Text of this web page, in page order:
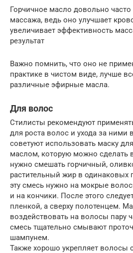
Горчичное масло довольно часто
массажа, ведь оно улучшает
увеличивает эффективность
результат
Важно помнить, что оно не
практике в чистом виде, лучше
различные эфирные масла.
Для волос
Стилисты рекомендуют
для роста волос и ухода за ними
советуют использовать маску
маслом, которую можно сделать
нужно смешать горчичный,
растительный жир в одинаковых
эту смесь нужно на мокрые
и на кончики. После этого
пленкой, а сверху полотенцем.
воздействовать на волосы пару
смесь тщательно смывают
шампунем.
Также хорошо укрепляет волосы